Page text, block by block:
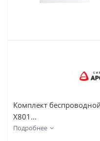
Комплект
Х801...
Подробнее